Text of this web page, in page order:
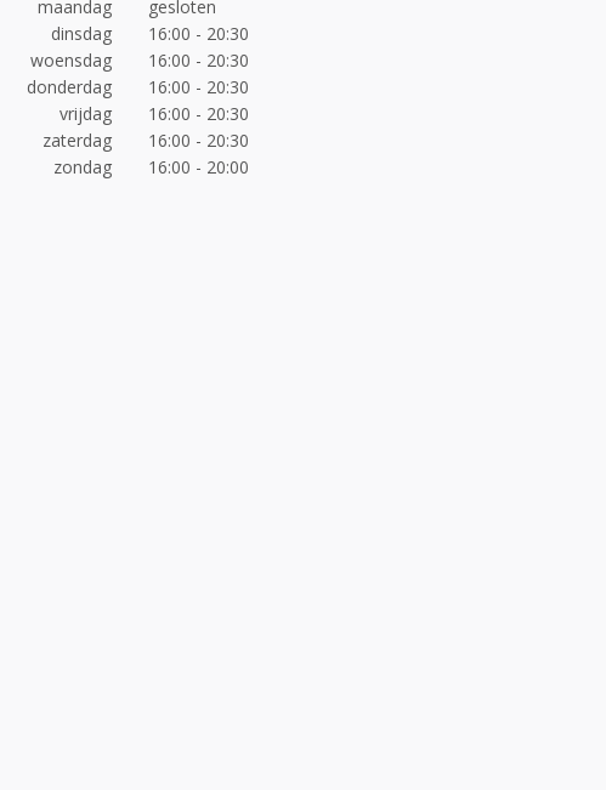
maandag
gesloten
dinsdag
16:00 - 20:30
woensdag
16:00 - 20:30
donderdag
16:00 - 20:30
vrijdag
16:00 - 20:30
zaterdag
16:00 - 20:30
zondag
16:00 - 20:00